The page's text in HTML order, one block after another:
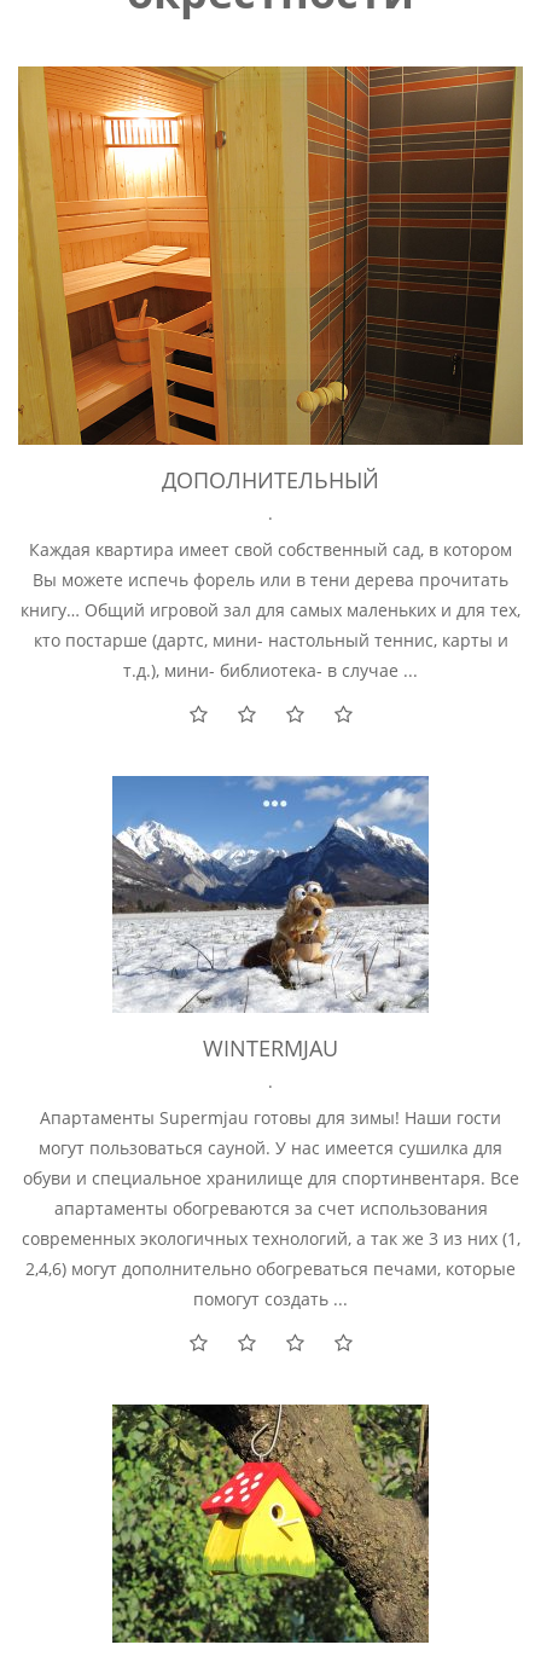
ДОПОЛНИТЕЛЬНЫЙ
.
Каждая квартира имеет свой собственный сад, в котором
Вы можете испечь форель или в тени дерева прочитать
книгу… Общий игровой зал для самых маленьких и для тех,
кто постарше (дартс, мини- настольный теннис, карты и
т.д.), мини- библиотека- в случае ...
WINTERMJAU
.
Апартаменты Supermjau готовы для зимы! Наши гости
могут пользоваться сауной. У нас имеется сушилка для
обуви и специальное хранилище для спортинвентаря. Все
апартаменты обогреваются за счет использования
современных экологичных технологий, а так же 3 из них (1,
2,4,6) могут дополнительно обогреваться печами, которые
помогут создать ...